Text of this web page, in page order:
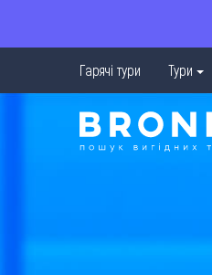
Гарячі тури Тури